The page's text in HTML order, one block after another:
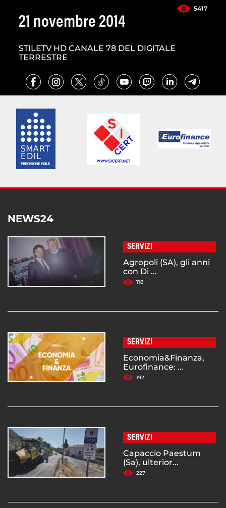
5417
21 novembre 2014
STILETV HD CANALE 78 DEL DIGITALE
TERRESTRE
NEWS24
SERVIZI
Agropoli (SA), gli anni
con Di ...
118
SERVIZI
Economia&Finanza,
Eurofinance: ...
192
SERVIZI
Capaccio Paestum
(Sa), ulterior...
227